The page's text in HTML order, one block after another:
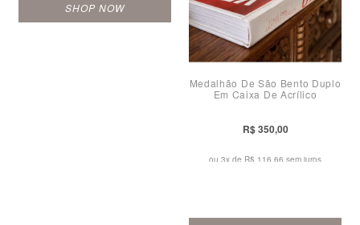
SHOP NOW
Medalhão De São Bento Duplo
Em Caixa De Acrílico
R$ 350,00
ou 3x de R$ 116,66 sem juros